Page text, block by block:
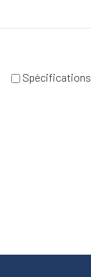
Spécifications